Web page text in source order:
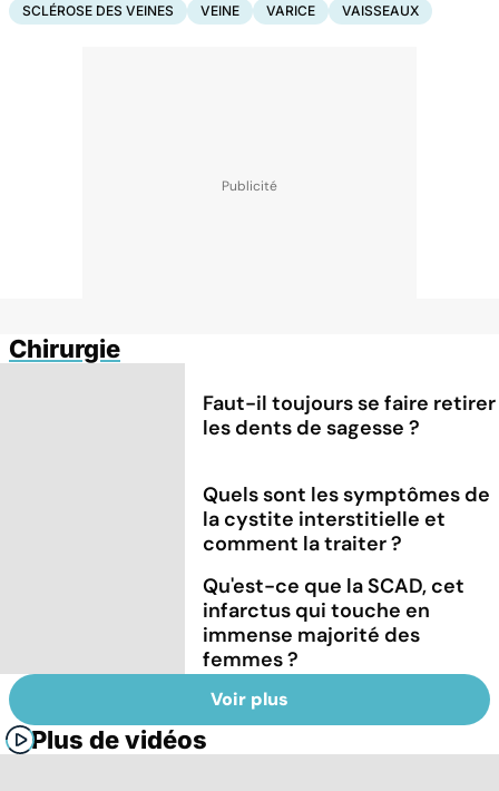
SCLÉROSE DES VEINES
VEINE VARICE VAISSEAUX
Chirurgie
Faut-il toujours se faire retirer
les dents de sagesse ?
Quels sont les symptômes de
la cystite interstitielle et
comment la traiter ?
Qu'est-ce que la SCAD, cet
infarctus qui touche en
immense majorité des
femmes ?
Voir plus
Plus de vidéos